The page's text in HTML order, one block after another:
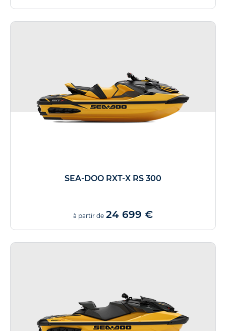
SEA-DOO RXT-X RS 300
à partir de 24 699 €